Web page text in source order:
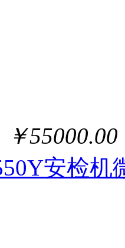
￥55000.00
安检机